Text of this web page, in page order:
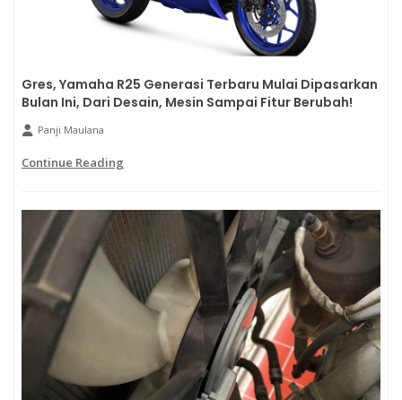
Gres, Yamaha R25 Generasi Terbaru Mulai Dipasarkan
Bulan Ini, Dari Desain, Mesin Sampai Fitur Berubah!
Panji Maulana
Continue Reading